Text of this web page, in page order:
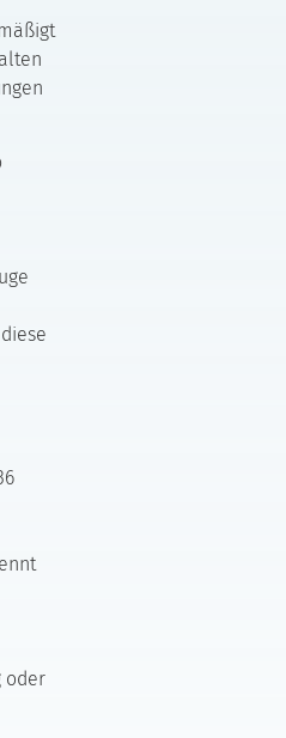
oder